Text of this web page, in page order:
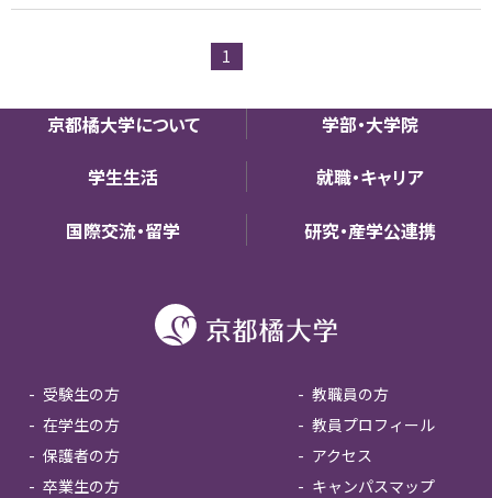
1
京都橘大学について 学部・大学院
学生生活 就職・キャリア
国際交流・留学 研究・産学公連携
受験生の方
在学生の方
保護者の方
卒業生の方
教職員の方
教員プロフィール
アクセス
キャンパスマップ